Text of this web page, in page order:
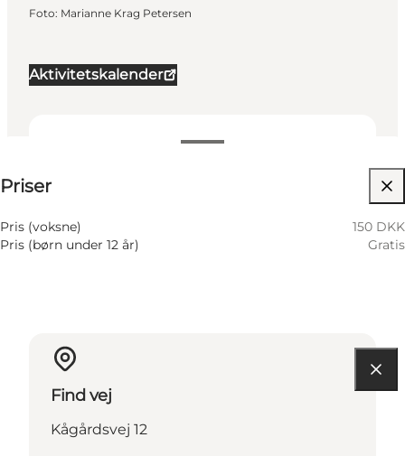
Aktivitetskalender
Priser
Pris (voksne)
150 DKK
Pris (børn under 12 år)
Gratis
Foto: Marianne Krag Petersen
Find vej
Kågårdsvej 12